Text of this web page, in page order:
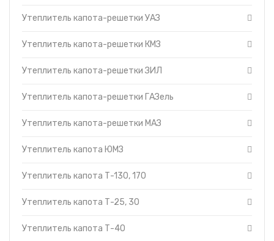
Прайс-листы
Контакты
МАЗ
Утеплитель капота Т-130, 170
Утеплитель капота Т-25, 30
Утеплитель капота ДТ-75
Утеплитель капота-решетки УАЗ
Утеплитель капота-решетки КМЗ
Утеплитель капота-решетки ЗИЛ
Утеплитель капота-решетки ГАЗель
Утеплитель капота-решетки МАЗ
Утеплитель капота ЮМЗ
Утеплитель капота Т-130, 170
Утеплитель капота Т-25, 30
Утеплитель капота Т-40